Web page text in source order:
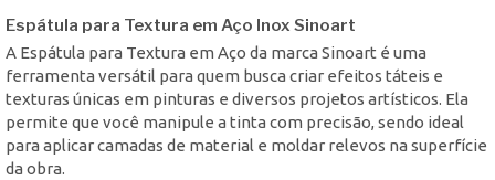
Espátula para Textura em Aço Inox Sinoart
A Espátula para Textura em Aço da marca Sinoart é uma
ferramenta versátil para quem busca criar efeitos táteis e
texturas únicas em pinturas e diversos projetos artísticos. Ela
permite que você manipule a tinta com precisão, sendo ideal
para aplicar camadas de material e moldar relevos na superfície
da obra.